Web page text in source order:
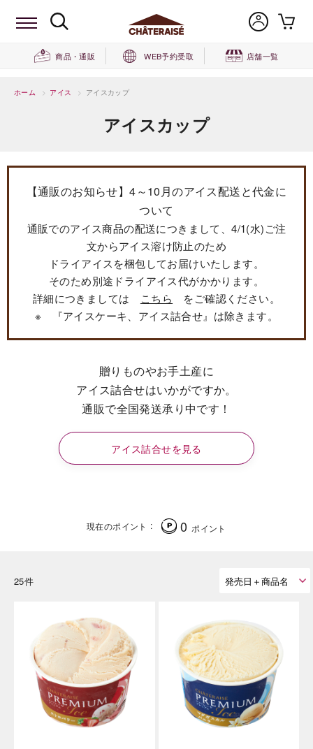
商品・通販 WEB予約受取 店舗一覧
ホーム > アイス > アイスカップ
アイスカップ
【通販のお知らせ】4～10月のアイス配送と代金に
ついて
通販でのアイス商品の配送につきまして、4/1(水)ご注
文からアイス溶け防止のため
ドライアイスを梱包してお届けいたします。
そのため別途ドライアイス代がかかります。
詳細につきましては
こちら をご確認ください。
※ 『アイスケーキ、アイス詰合せ』は除きます。
贈りものやお手土産に
アイス詰合せはいかがですか。
通販で全国発送承り中です！
アイス詰合せを見る
現在のポイント 0 ポイント
25件